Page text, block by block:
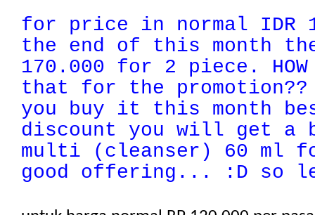
for price in normal IDR
the end of this month
170.000 for 2 piece.
that for the
you buy it this month
discount you will get a
multi (cleanser) 60 ml
good offering... :D